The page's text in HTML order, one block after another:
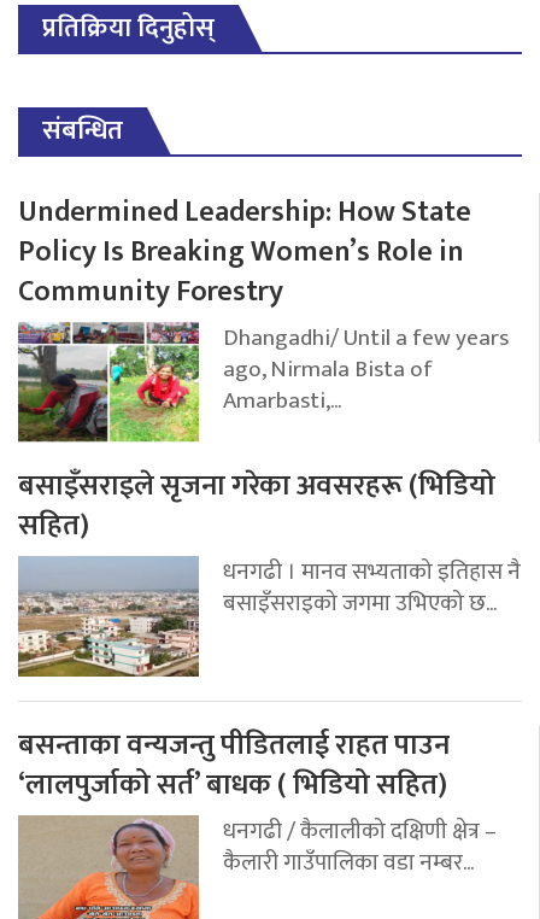
प्रतिक्रिया दिनुहोस्
संबन्धित
Undermined Leadership: How State
Policy Is Breaking Women’s Role in
Community Forestry
Dhangadhi/ Until a few years
ago, Nirmala Bista of
Amarbasti,...
बसाइँसराइले सृजना गरेका अवसरहरू (भिडियो
सहित)
धनगढी । मानव सभ्यताको इतिहास नै
बसाइँसराइको जगमा उभिएको छ...
बसन्ताका वन्यजन्तु पीडितलाई राहत पाउन
‘लालपुर्जाको सर्त’ बाधक ( भिडियो सहित)
धनगढी / कैलालीको दक्षिणी क्षेत्र –
कैलारी गाउँपालिका वडा नम्बर...